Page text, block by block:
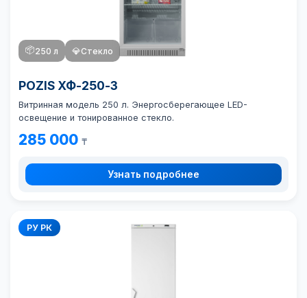
📦250 л 💎Стекло
POZIS ХФ-250-3
Витринная модель 250 л. Энергосберегающее LED-
освещение и тонированное стекло.
285 000 ₸
Узнать подробнее
РУ РК